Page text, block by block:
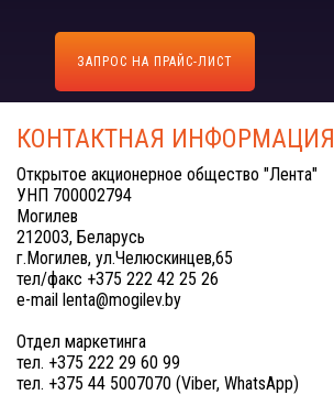
ЗАПРОС НА ПРАЙС-ЛИСТ
КОНТАКТНАЯ ИНФОРМАЦИЯ
Открытое акционерное общество "Лента"
УНП 700002794
Могилев
212003, Беларусь
г.Могилев, ул.Челюскинцев,65
тел/факс +375 222 42 25 26
e-mail lenta@mogilev.by
Отдел маркетинга
тел. +375 222 29 60 99
тел. +375 44 5007070 (Viber, WhatsApp)